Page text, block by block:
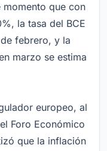
momento que con
la tasa del BCE
febrero, y la
marzo se estima
europeo, al
Foro Económico
que la inflación